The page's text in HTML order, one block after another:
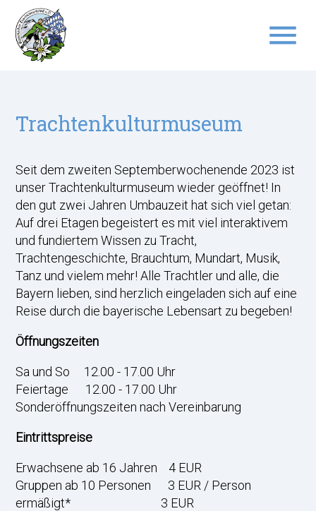
menu
Trachtenkulturmuseum
Seit dem zweiten Septemberwochenende 2023 ist
unser Trachtenkulturmuseum wieder geöffnet! In
den gut zwei Jahren Umbauzeit hat sich viel getan:
Auf drei Etagen begeistert es mit viel interaktivem
und fundiertem Wissen zu Tracht,
Trachtengeschichte, Brauchtum, Mundart, Musik,
Tanz und vielem mehr! Alle Trachtler und alle, die
Bayern lieben, sind herzlich eingeladen sich auf eine
Reise durch die bayerische Lebensart zu begeben!
Öffnungszeiten
Sa und So 12.00 - 17.00 Uhr
Feiertage 12.00 - 17.00 Uhr
Sonderöffnungszeiten nach Vereinbarung
Eintrittspreise
Erwachsene ab 16 Jahren 4 EUR
Gruppen ab 10 Personen 3 EUR / Person
ermäßigt* 3 EUR